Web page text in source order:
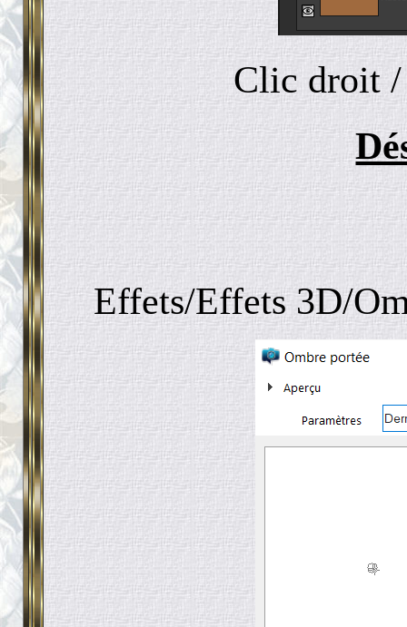
Clic droit /
Effets/Effets 3D/